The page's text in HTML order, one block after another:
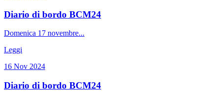
Diario di bordo BCM24
Domenica 17 novembre...
Leggi
16 Nov 2024
Diario di bordo BCM24